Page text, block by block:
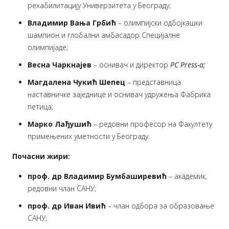
рехабилитацију Универзитета у Београду;
Владимир Вања Грбић – олимпијски одбојкашки
шампион и глобални амбасадор Специјалне
олимпијаде;
Весна Чаркнајев – оснивач и директор PC Press-a;
Магдалена Чукић Шепец – представница
наставничке заједнице и оснивач удружења Фабрика
петица;
Марко Лађушић – редовни професор на Факултету
примењених уметности у Београду.
Почасни жири:
проф. др Владимир Бумбаширевић – академик,
редовни члан САНУ;
проф. др Иван Ивић – члан одбора за образовање
САНУ;